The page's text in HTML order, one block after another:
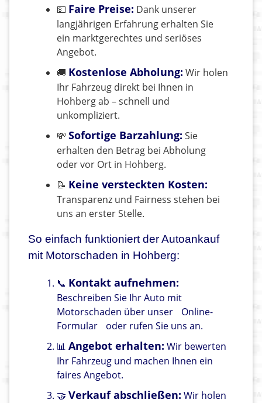
💵 Faire Preise: Dank unserer
langjährigen Erfahrung erhalten Sie
ein marktgerechtes und seriöses
Angebot.
🚚 Kostenlose Abholung: Wir holen
Ihr Fahrzeug direkt bei Ihnen in
Hohberg ab – schnell und
unkompliziert.
💸 Sofortige Barzahlung: Sie
erhalten den Betrag bei Abholung
oder vor Ort in Hohberg.
📝 Keine versteckten Kosten:
Transparenz und Fairness stehen bei
uns an erster Stelle.
So einfach funktioniert der Autoankauf
mit Motorschaden in Hohberg:
📞 Kontakt aufnehmen:
Beschreiben Sie Ihr Auto mit
Motorschaden über unser
Online-
Formular
oder rufen Sie uns an.
📊 Angebot erhalten: Wir bewerten
Ihr Fahrzeug und machen Ihnen ein
faires Angebot.
🤝 Verkauf abschließen: Wir holen